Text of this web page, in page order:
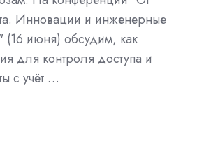
Инновации и инженерные
июня) обсудим, как
для контроля доступа и
с учёт …